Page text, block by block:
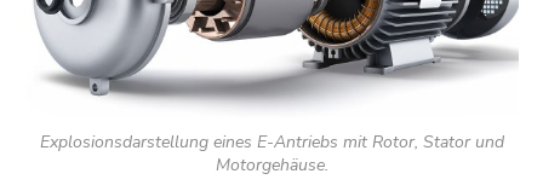
Explosionsdarstellung eines E-Antriebs mit Rotor, Stator und
Motorgehäuse.